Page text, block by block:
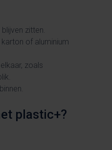
zitten.
of aluminium
zoals
plastic+?